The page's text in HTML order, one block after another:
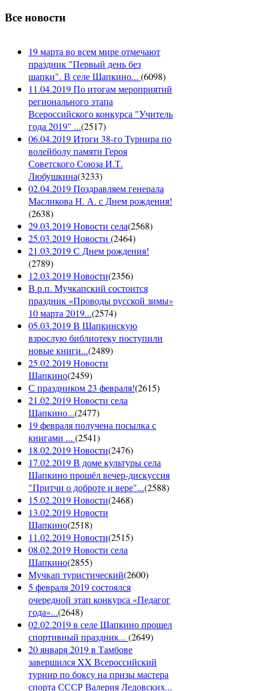
Все новости
19 марта во всем мире отмечают
праздник "Первый день без
шапки". В селе Шапкино... (6098)
11.04.2019 По итогам мероприятий
регионального этапа
Всероссийского конкурса "Учитель
года 2019" ...(2517)
06.04.2019 Итоги 38-го Турнира по
волейболу памяти Героя
Советского Союза И.Т.
Любушкина(3233)
02.04.2019 Поздравляем генерала
Масликова Н. А. с Днем рождения!
(2638)
29.03.2019 Новости села(2568)
25.03.2019 Новости (2464)
21.03.2019 С Днем рождения!
(2789)
12.03.2019 Новости(2356)
В р.п. Мучкапский состоится
праздник «Проводы русской зимы»
10 марта 2019...(2574)
05.03.2019 В Шапкинскую
взрослую библиотеку поступили
новые книги...(2489)
25.02.2019 Новости
Шапкино(2459)
С праздником 23 февраля!(2615)
21.02.2019 Новости села
Шапкино...(2477)
19 февраля получена посылка с
книгами ... (2541)
18.02.2019 Новости(2476)
17.02.2019 В доме культуры села
Шапкино прошёл вечер-дискуссия
"Притчи о доброте и вере"...(2588)
15.02.2019 Новости(2468)
13.02.2019 Новости
Шапкино(2518)
11.02.2019 Новости(2515)
08.02.2019 Новости села
Шапкино(2855)
Мучкап туристический(2600)
5 февраля 2019 состоялся
очередной этап конкурса «Педагог
года»...(2648)
02.02.2019 в селе Шапкино прошел
спортивный праздник... (2649)
20 января 2019 в Тамбове
завершился XX Всероссийский
турнир по боксу на призы мастера
спорта СССР Валерия Ледовских...